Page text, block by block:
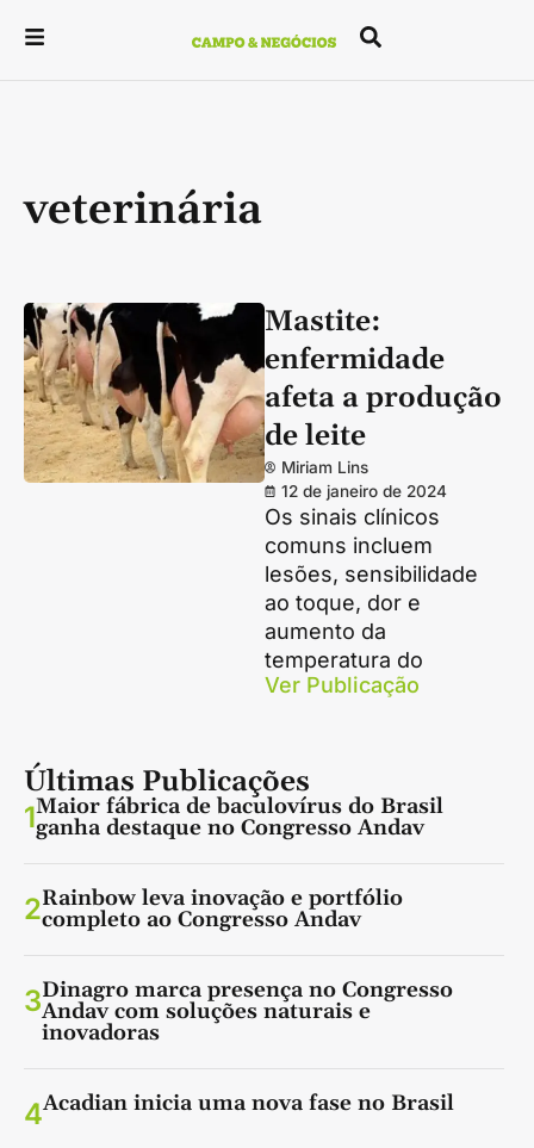
veterinária
Mastite:
enfermidade
afeta a produção
de leite
Miriam Lins
12 de janeiro de 2024
Os sinais clínicos
comuns incluem
lesões, sensibilidade
ao toque, dor e
aumento da
temperatura do
Ver Publicação
Últimas Publicações
1Maior fábrica de baculovírus do Brasil
ganha destaque no Congresso Andav
2Rainbow leva inovação e portfólio
completo ao Congresso Andav
3Dinagro marca presença no Congresso
Andav com soluções naturais e
inovadoras
4Acadian inicia uma nova fase no Brasil